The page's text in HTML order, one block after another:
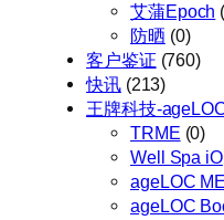
艾蒲Epoch
防晒 (0)
客户鉴证 (760)
快讯(213)
王牌科技-
TRME (0)
Well Spa iO
ageLOC
ageLOC